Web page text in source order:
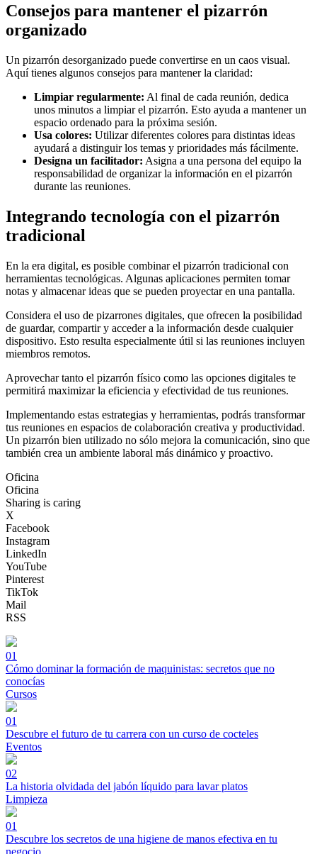
Consejos para mantener el pizarrón
organizado
Un pizarrón desorganizado puede convertirse en un caos visual.
Aquí tienes algunos consejos para mantener la claridad:
Limpiar regularmente: Al final de cada reunión, dedica
unos minutos a limpiar el pizarrón. Esto ayuda a mantener un
espacio ordenado para la próxima sesión.
Usa colores: Utilizar diferentes colores para distintas ideas
ayudará a distinguir los temas y prioridades más fácilmente.
Designa un facilitador: Asigna a una persona del equipo la
responsabilidad de organizar la información en el pizarrón
durante las reuniones.
Integrando tecnología con el pizarrón
tradicional
En la era digital, es posible combinar el pizarrón tradicional con
herramientas tecnológicas. Algunas aplicaciones permiten tomar
notas y almacenar ideas que se pueden proyectar en una pantalla.
Considera el uso de pizarrones digitales, que ofrecen la posibilidad
de guardar, compartir y acceder a la información desde cualquier
dispositivo. Esto resulta especialmente útil si las reuniones incluyen
miembros remotos.
Aprovechar tanto el pizarrón físico como las opciones digitales te
permitirá maximizar la eficiencia y efectividad de tus reuniones.
Implementando estas estrategias y herramientas, podrás transformar
tus reuniones en espacios de colaboración creativa y productividad.
Un pizarrón bien utilizado no sólo mejora la comunicación, sino que
también crea un ambiente laboral más dinámico y proactivo.
Oficina
Oficina
Sharing is caring
X
Facebook
Instagram
LinkedIn
YouTube
Pinterest
TikTok
Mail
RSS
01
Cómo dominar la formación de maquinistas: secretos que no
conocías
Cursos
01
Descubre el futuro de tu carrera con un curso de cocteles
Eventos
02
La historia olvidada del jabón líquido para lavar platos
Limpieza
01
Descubre los secretos de una higiene de manos efectiva en tu
negocio